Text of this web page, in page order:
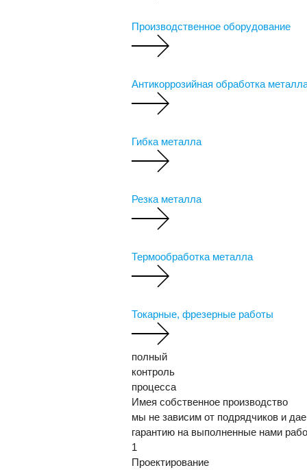
Производственное оборудование
Антикоррозийная обработка
Гибка металла
Резка металла
Термообработка металла
Токарные, фрезерные работы
полный
контроль
процесса
Имея собственное производство
мы не зависим от подрядчиков и
гарантию на выполненные нами
1
Проектирование